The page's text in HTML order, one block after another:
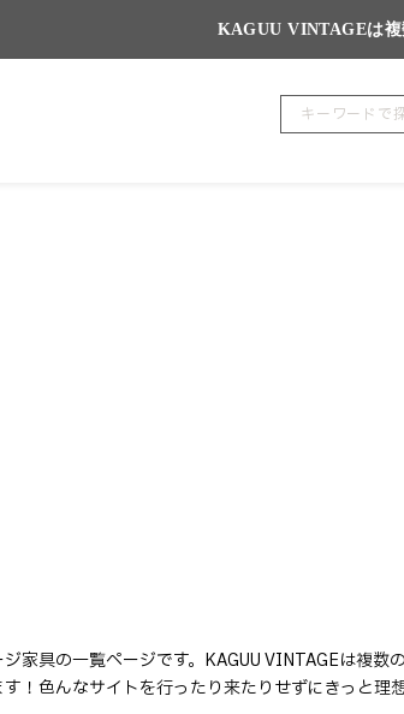
KAGUU VINTAGEは複
家具の一覧ページです。KAGUU VINTAGEは複数
！色んなサイトを行ったり来たりせずにきっと理